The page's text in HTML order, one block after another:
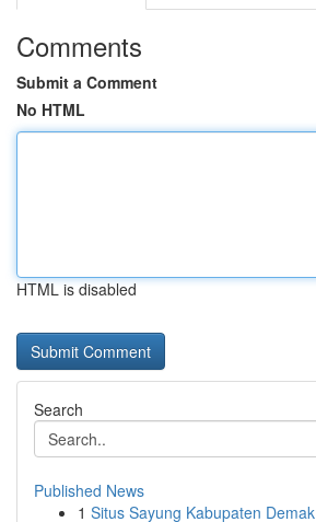
Comments
Submit a Comment
No HTML
HTML is disabled
Search
Published News
1 Situs Sayung Kabupaten